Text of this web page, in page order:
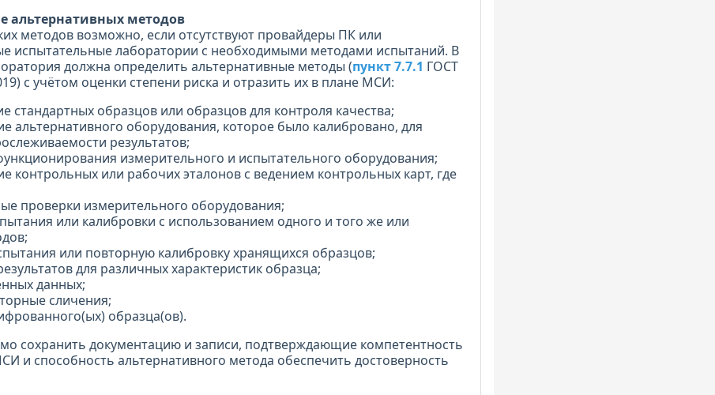
альтернативных методов
методов возможно, если отсутствуют провайдеры ПК или
испытательные лаборатории с необходимыми методами испытаний. В
должна определить альтернативные методы (пункт 7.7.1 ГОСТ
с учётом оценки степени риска и отразить их в плане МСИ:
стандартных образцов или образцов для контроля качества;
альтернативного оборудования, которое было калибровано, для
результатов;
измерительного и испытательного оборудования;
контрольных или рабочих эталонов с ведением контрольных карт, где
проверки измерительного оборудования;
или калибровки с использованием одного и того же или
или повторную калибровку хранящихся образцов;
для различных характеристик образца;
данных;
сличения;
образца(ов).
сохранить документацию и записи, подтверждающие компетентность
и способность альтернативного метода обеспечить достоверность